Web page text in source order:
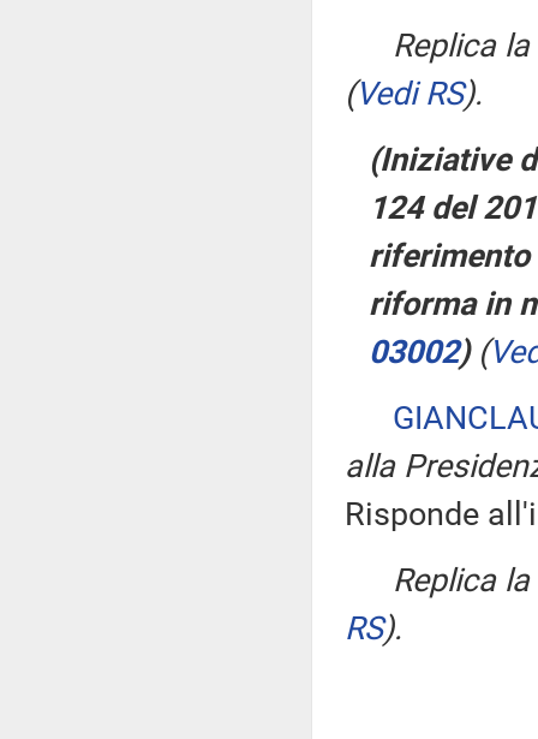
Replica
(Vedi RS).
(Iniziative
124 del
riferimento
riforma in
03002) (
alla
Risponde
Replica
RS).